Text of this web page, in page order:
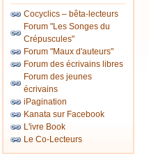
Cocyclics – bêta-lecteurs
Forum "Les Songes du
Crépuscules"
Forum "Maux d'auteurs"
Forum des écrivains libres
Forum des jeunes
écrivains
iPagination
Kanata sur Facebook
L'ivre Book
Le Co-Lecteurs